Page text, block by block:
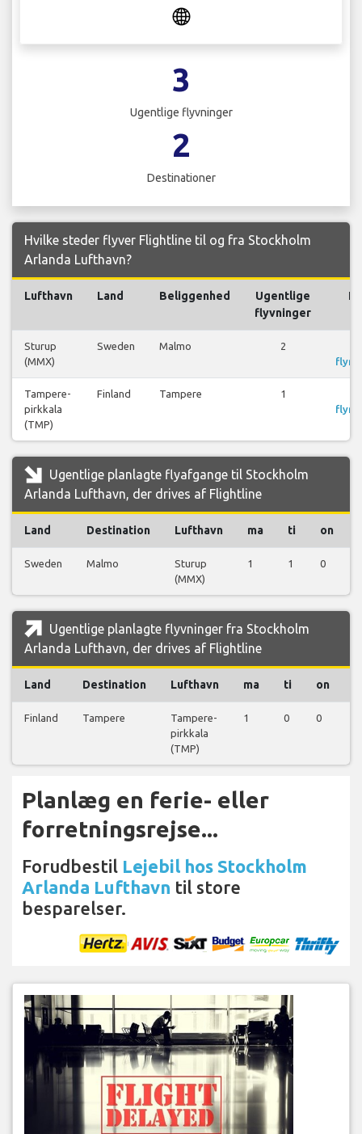
3
Ugentlige flyvninger
2
Destinationer
Hvilke steder flyver Flightline til og fra Stockholm
Arlanda Lufthavn?
Lufthavn Land Beliggenhed
Ugentlige
flyvninger
Sturup
(MMX)
Sweden Malmo 2
Tampere-
pirkkala
(TMP)
Finland Tampere 1
Ugentlige planlagte flyafgange til Stockholm
Arlanda Lufthavn, der drives af Flightline
Land Destination Lufthavn ma ti on
Sweden Malmo
Sturup
(MMX)
1 1 0
Ugentlige planlagte flyvninger fra Stockholm
Arlanda Lufthavn, der drives af Flightline
Land Destination Lufthavn ma ti on
Finland Tampere
Tampere-
pirkkala
(TMP)
1 0 0
Planlæg en ferie- eller
forretningsrejse...
Forudbestil Lejebil hos Stockholm
Arlanda Lufthavn til store
besparelser.